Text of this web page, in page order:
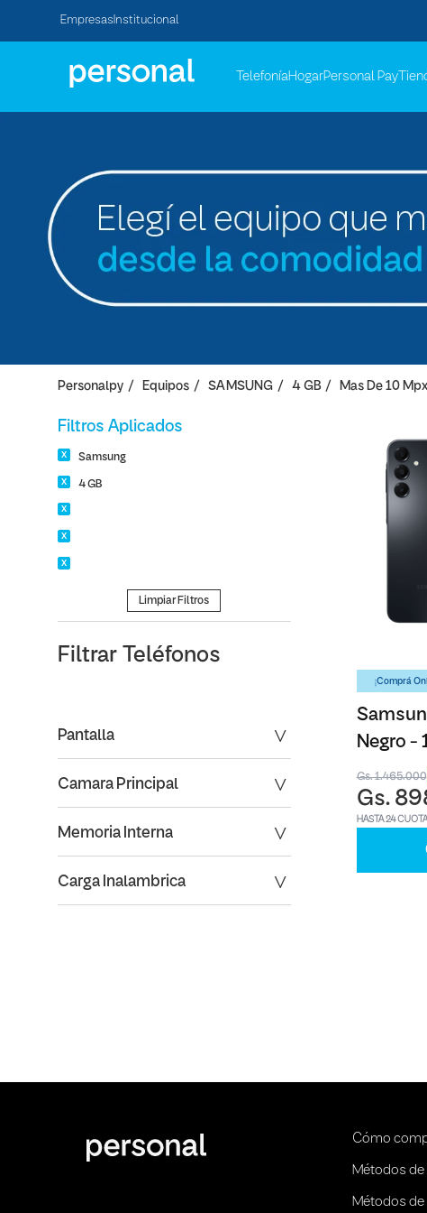
Empresas Institucional
TelefoníaHogarPersonal Pay
Personalpy Equipos SAMSUNG 4 GB Mas De 10 Mpx
Filtros Aplicados
Samsung
4 GB
Limpiar Filtros
Filtrar Teléfonos
Pantalla
Camara Principal
Carga Inalambrica
Memoria Interna
¡Comprá
Negro -
Gs. 1.465.000
Gs.
HASTA 24
Cómo
Métodos de
Métodos de